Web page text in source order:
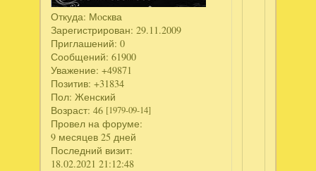
Откуда: Мoсква
Зарегистрирован: 29.11.2009
Приглашений: 0
Сообщений: 61900
Уважение: +49871
Позитив: +31834
Пол: Женский
Возраст: 46 [1979-09-14]
Провел на форуме:
9 месяцев 25 дней
Последний визит:
18.02.2021 21:12:48